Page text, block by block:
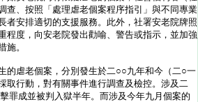
查、按照「處理虐老個案程序指引」與不同專業
者安排適切的支援服務。此外，社署安老院牌照
程度，向安老院發出勸喻、警告或指示，並加強
施。
虐老個案，分別發生於二○○九年和今（二○一
取行動，對有關事件進行調查及檢控。涉及二
罪成並被判入獄半年。而涉及今年九月個案的